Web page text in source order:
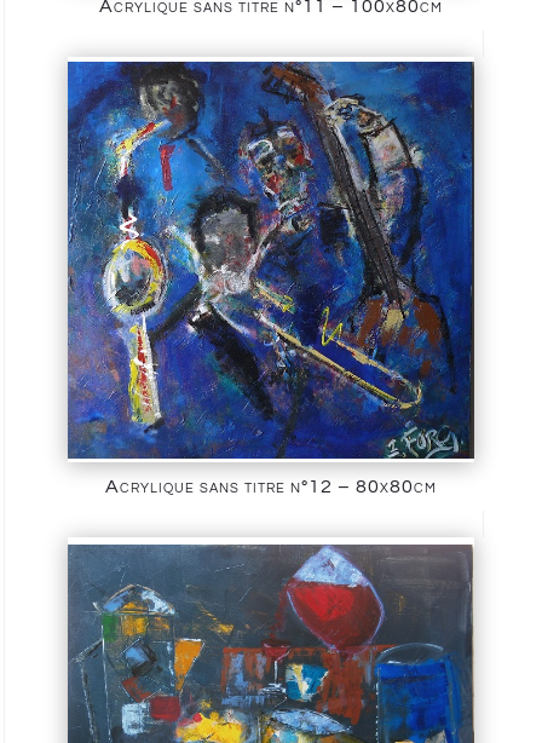
Acrylique sans titre n°11 – 100x80cm
Acrylique sans titre n°12 – 80x80cm